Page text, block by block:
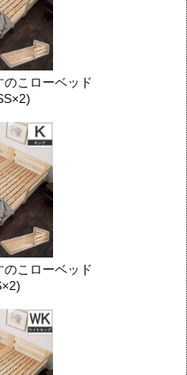
こローベッド
こローベッド